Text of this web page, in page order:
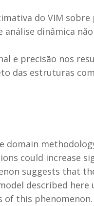
do VIM
dinâmica
e precisão nos
das estruturas
domain
could increase
suggests that
described here
this